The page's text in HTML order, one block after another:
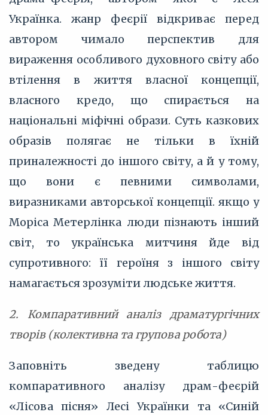
Українка. жанр феєрії відкриває перед
автором чимало перспектив для
вираження особливого духовного світу або
втілення в життя власної концепції,
власного кредо, що спирається на
національні міфічні образи. Суть казкових
образів полягає не тільки в їхній
приналежності до іншого світу, а й у тому,
що вони є певними символами,
виразниками авторської концепції. якщо у
Моріса Метерлінка люди пізнають інший
світ, то українська митчиня йде від
супротивного: її героїня з іншого світу
намагається зрозуміти людське життя.
2. Компаративний аналіз драматургічних
творів (колективна та групова робота)
Заповніть зведену таблицю
компаративного аналізу драм-феєрій
«Лісова пісня» Лесі Українки та «Синій